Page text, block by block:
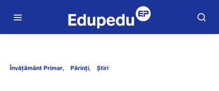
Învățământ Primar Părinți Știri